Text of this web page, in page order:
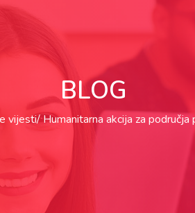
BLOG
vijesti Humanitarna akcija za